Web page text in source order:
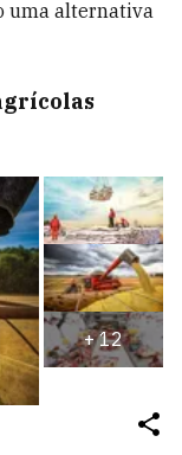
uma alternativa
+12